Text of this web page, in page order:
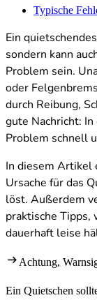
Typische
Ein
sondern kann
Problem sein.
oder
durch Reibung,
gute Nachricht:
Problem schnell
In diesem Artikel
Ursache für das
löst. Außerdem
praktische Tipps,
dauerhaft leise
Achtung,
Ein Quietschen